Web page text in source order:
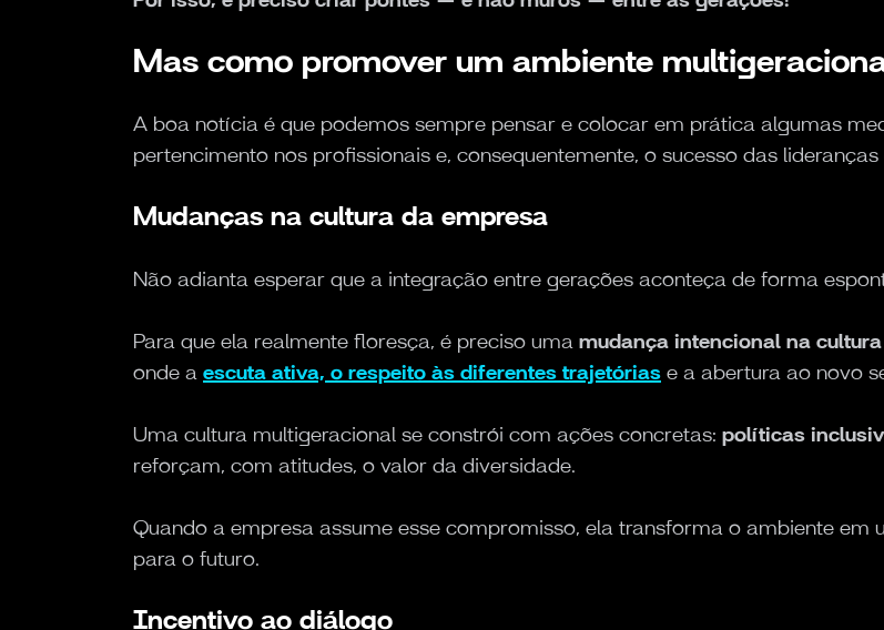
Mas como promover um ambiente
A boa notícia é que podemos sempre pensar e colocar em prática algumas
pertencimento nos profissionais e, consequentemente, o sucesso das
Mudanças na cultura da empresa
Não adianta esperar que a integração entre gerações aconteça de forma
Para que ela realmente floresça, é preciso uma mudança intencional na
onde a escuta ativa, o respeito às diferentes trajetórias e a abertura ao novo
Uma cultura multigeracional se constrói com ações concretas: políticas
reforçam, com atitudes, o valor da diversidade.
Quando a empresa assume esse compromisso, ela transforma o ambiente
para o futuro.
Incentivo ao diálogo